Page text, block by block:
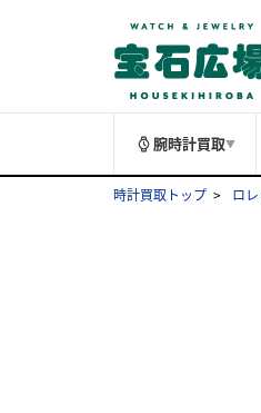
腕時計買取▼
時計買取トップ ロ